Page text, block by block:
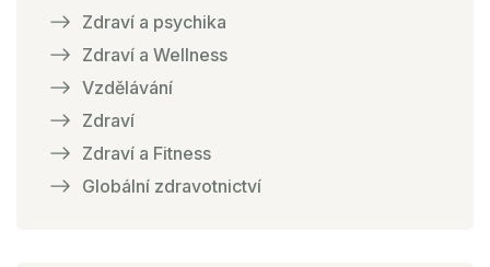
Zdraví a psychika
Zdraví a Wellness
Vzdělávání
Zdraví
Zdraví a Fitness
Globální zdravotnictví